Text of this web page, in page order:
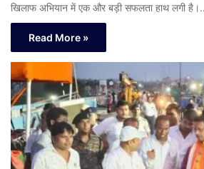
खिलाफ अभियान में एक और बड़ी सफलता हाथ लगी
Read More »